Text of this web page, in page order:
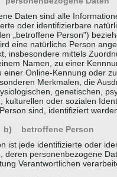
Daten sind alle
oder identifizierbare
„betroffene Person")
eine natürliche Person
insbesondere mittels
Namen, zu einer
einer Online-Kennung oder
Merkmalen, die
genetischen,
kulturellen oder sozialen
sind, identifiziert
b) betroffene Person
ist jede identifizierte oder
deren personenbezogene
Verantwortlichen